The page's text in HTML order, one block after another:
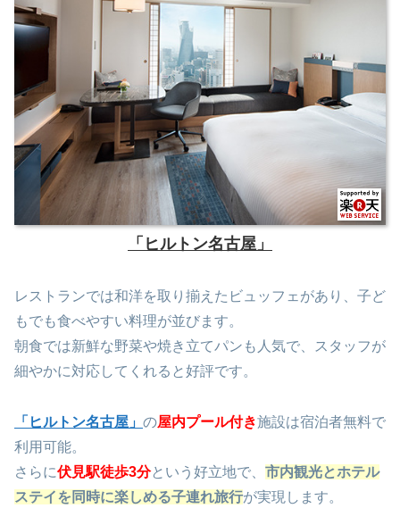
「ヒルトン名古屋」
レストランでは和洋を取り揃えたビュッフェがあり、子ど
もでも食べやすい料理が並びます。
朝食では新鮮な野菜や焼き立てパンも人気で、スタッフが
細やかに対応してくれると好評です。
「ヒルトン名古屋」 の屋内プール付き施設は宿泊者無料で
利用可能。
さらに伏見駅徒歩3分という好立地で、 市内観光とホテル
ステイを同時に楽しめる子連れ旅行が実現します。